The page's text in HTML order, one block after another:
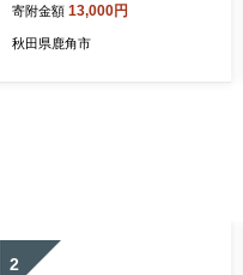
玩具 組み立て 立体 インテリ
ア お祝い 節句 プレゼント 贈
寄附金額 13,000円
秋田県鹿角市
2